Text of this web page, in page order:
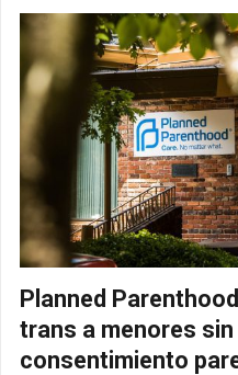
Planned
trans a menores
consentimiento